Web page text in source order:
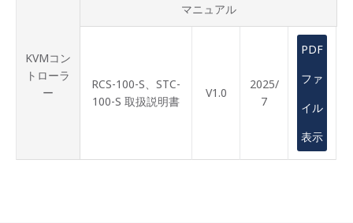
KVMコン
トローラ
ー
マニュアル
RCS-100-S、STC-
100-S 取扱説明書
V1.0
2025/
7
PDF
ファ
イル
表示